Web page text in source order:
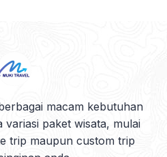
macam kebutuhan
variasi paket wisata, mulai
trip maupun custom trip